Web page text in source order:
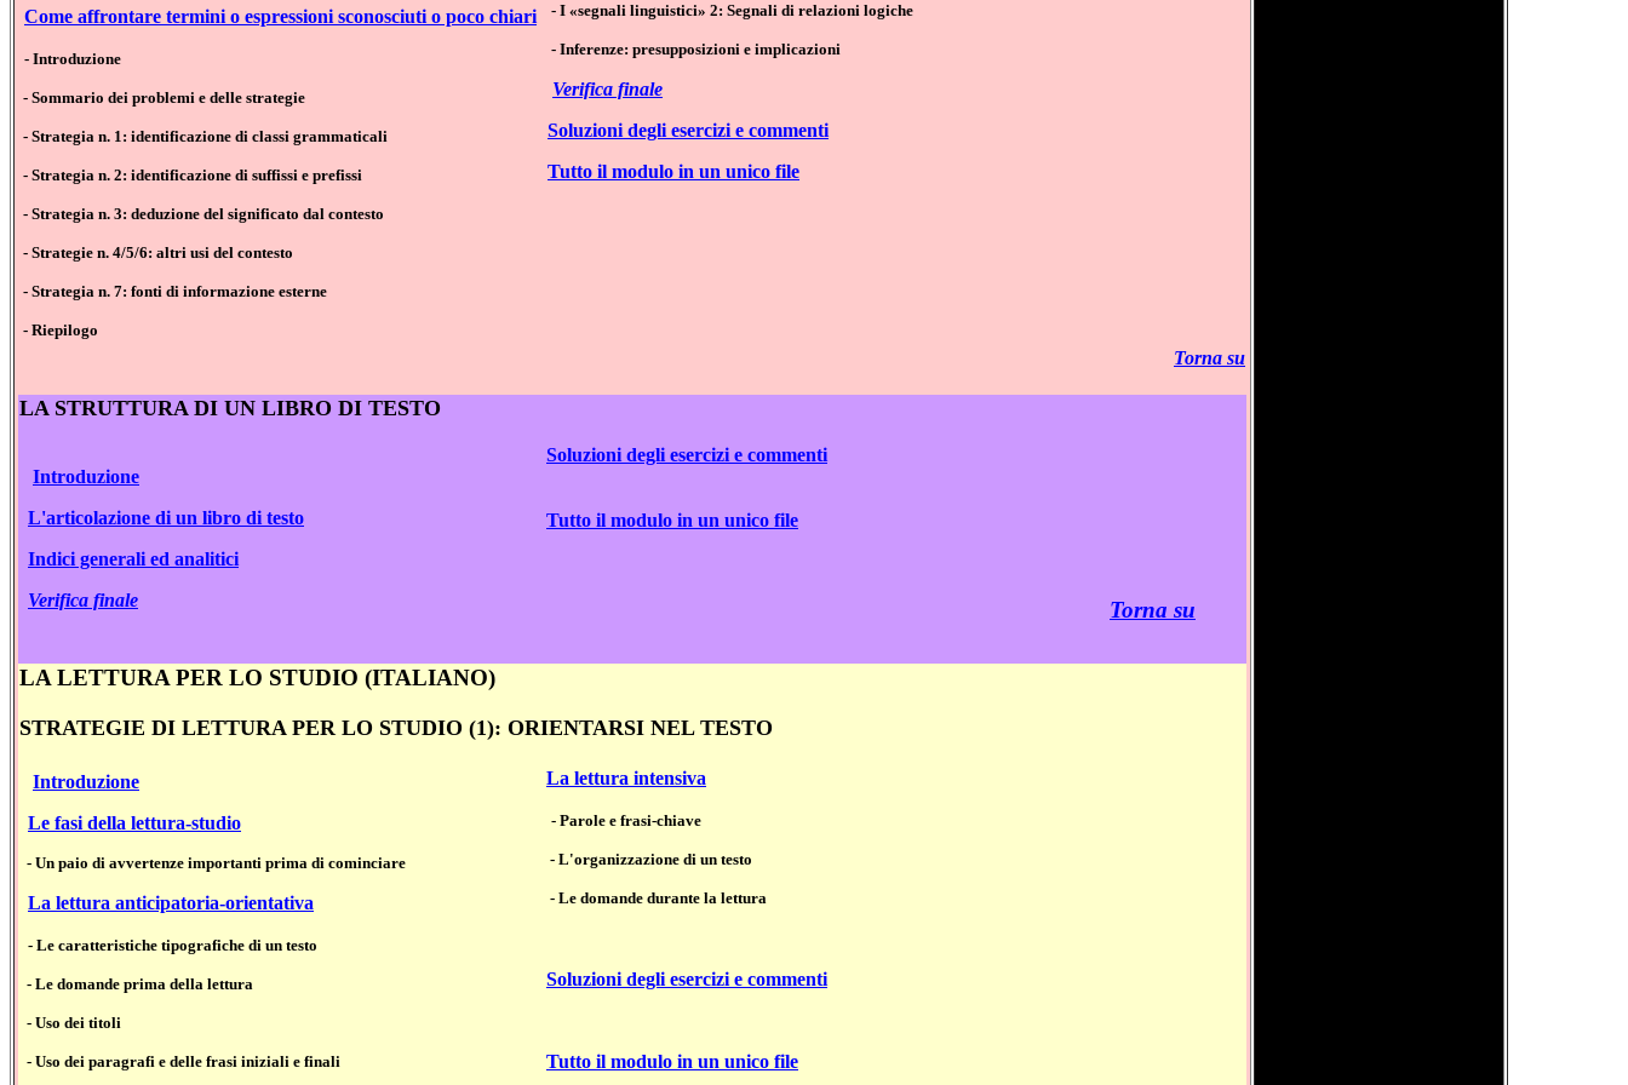
Come affrontare termini o espressioni sconosciuti o poco chiari
- Introduzione
- Sommario dei problemi e delle strategie
- Strategia n. 1: identificazione di classi grammaticali
- Strategia n. 2: identificazione di suffissi e prefissi
- Strategia n. 3: deduzione del significato dal contesto
- Strategie n. 4/5/6: altri usi del contesto
- Strategia n. 7: fonti di informazione esterne
- Riepilogo
- I «segnali linguistici» 2: Segnali di relazioni logiche
- Inferenze: presupposizioni e implicazioni
Verifica finale
Soluzioni degli esercizi e commenti
Tutto il modulo in un unico file
Torna su
LA STRUTTURA DI UN LIBRO DI TESTO
Introduzione
L'articolazione di un libro di testo
Indici generali ed analitici
Verifica finale
Soluzioni degli esercizi e commenti
Tutto il modulo in un unico file
Torna su
LA LETTURA PER LO STUDIO (ITALIANO)
STRATEGIE DI LETTURA PER LO STUDIO (1): ORIENTARSI NEL TESTO
Introduzione
Le fasi della lettura-studio
- Un paio di avvertenze importanti prima di cominciare
La lettura anticipatoria-orientativa
- Le caratteristiche tipografiche di un testo
- Le domande prima della lettura
- Uso dei titoli
- Uso dei paragrafi e delle frasi iniziali e finali
La lettura intensiva
- Parole e frasi-chiave
- L'organizzazione di un testo
- Le domande durante la lettura
Soluzioni degli esercizi e commenti
Tutto il modulo in un unico file